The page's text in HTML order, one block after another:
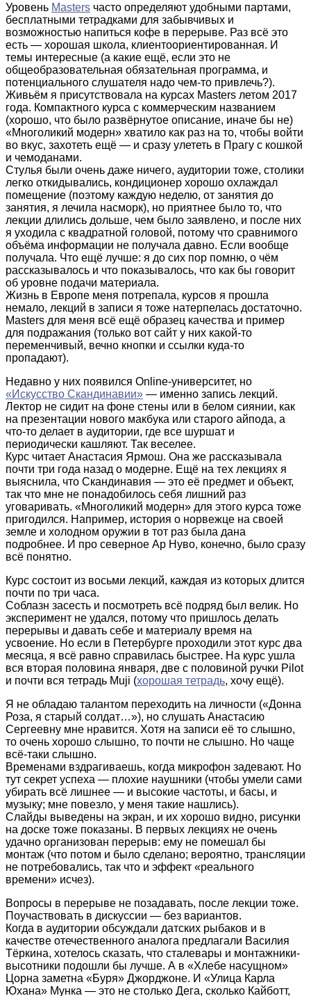
Уровень Masters часто определяют удобными партами,
бесплатными тетрадками для забывчивых и
возможностью напиться кофе в перерыве. Раз всё это
есть — хорошая школа, клиентоориентированная. И
темы интересные (а какие ещё, если это не
общеобразовательная обязательная программа, и
потенциального слушателя надо чем-то привлечь?).
Живьём я присутствовала на курсах Masters летом 2017
года. Компактного курса с коммерческим названием
(хорошо, что было развёрнутое описание, иначе бы не)
«Многоликий модерн» хватило как раз на то, чтобы войти
во вкус, захотеть ещё — и сразу улететь в Прагу с кошкой
и чемоданами.
Стулья были очень даже ничего, аудитории тоже, столики
легко откидывались, кондиционер хорошо охлаждал
помещение (поэтому каждую неделю, от занятия до
занятия, я лечила насморк), но приятнее было то, что
лекции длились дольше, чем было заявлено, и после них
я уходила с квадратной головой, потому что сравнимого
объёма информации не получала давно. Если вообще
получала. Что ещё лучше: я до сих пор помню, о чём
рассказывалось и что показывалось, что как бы говорит
об уровне подачи материала.
Жизнь в Европе меня потрепала, курсов я прошла
немало, лекций в записи я тоже натерпелась достаточно.
Masters для меня всё ещё образец качества и пример
для подражания (только вот сайт у них какой-то
переменчивый, вечно кнопки и ссылки куда-то
пропадают).
Недавно у них появился Online-университет, но
«Искусство Скандинавии» — именно запись лекций.
Лектор не сидит на фоне стены или в белом сиянии, как
на презентации нового макбука или старого айпода, а
что-то делает в аудитории, где все шуршат и
периодически кашляют. Так веселее.
Курс читает Анастасия Ярмош. Она же рассказывала
почти три года назад о модерне. Ещё на тех лекциях я
выяснила, что Скандинавия — это её предмет и объект,
так что мне не понадобилось себя лишний раз
уговаривать. «Многоликий модерн» для этого курса тоже
пригодился. Например, история о норвежце на своей
земле и холодном оружии в тот раз была дана
подробнее. И про северное Ар Нуво, конечно, было сразу
всё понятно.
Курс состоит из восьми лекций, каждая из которых длится
почти по три часа.
Соблазн засесть и посмотреть всё подряд был велик. Но
эксперимент не удался, потому что пришлось делать
перерывы и давать себе и материалу время на
усвоение. Но если в Петербурге проходили этот курс два
месяца, я всё равно справилась быстрее. На курс ушла
вся вторая половина января, две с половиной ручки Pilot
и почти вся тетрадь Muji (хорошая тетрадь, хочу ещё).
Я не обладаю талантом переходить на личности («Донна
Роза, я старый солдат…»), но слушать Анастасию
Сергеевну мне нравится. Хотя на записи её то слышно,
то очень хорошо слышно, то почти не слышно. Но чаще
всё-таки слышно.
Временами вздрагиваешь, когда микрофон задевают. Но
тут секрет успеха — плохие наушники (чтобы умели сами
убирать всё лишнее — и высокие частоты, и басы, и
музыку; мне повезло, у меня такие нашлись).
Слайды выведены на экран, и их хорошо видно, рисунки
на доске тоже показаны. В первых лекциях не очень
удачно организован перерыв: ему не помешал бы
монтаж (что потом и было сделано; вероятно, трансляции
не потребовались, так что и эффект «реального
времени» исчез).
Вопросы в перерыве не позадавать, после лекции тоже.
Поучаствовать в дискуссии — без вариантов.
Когда в аудитории обсуждали датских рыбаков и в
качестве отечественного аналога предлагали Василия
Тёркина, хотелось сказать, что сталевары и монтажники-
высотники подошли бы лучше. А в «Хлебе насущном»
Цорна заметна «Буря» Джорджоне. И «Улица Карла
Юхана» Мунка — это не столько Дега, сколько Кайботт,